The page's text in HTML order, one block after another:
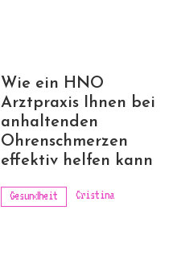
Wie ein HNO
Arztpraxis Ihnen bei
anhaltenden
Ohrenschmerzen
effektiv helfen kann
Gesundheit Cristina